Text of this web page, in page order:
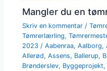
Mangler du en
Skriv en kommentar /
Tømrerlærling,
2023 /Aabenraa,Aalborg,
Allerød,Assens, Ballerup,
Brønderslev, Byggeprojekt,